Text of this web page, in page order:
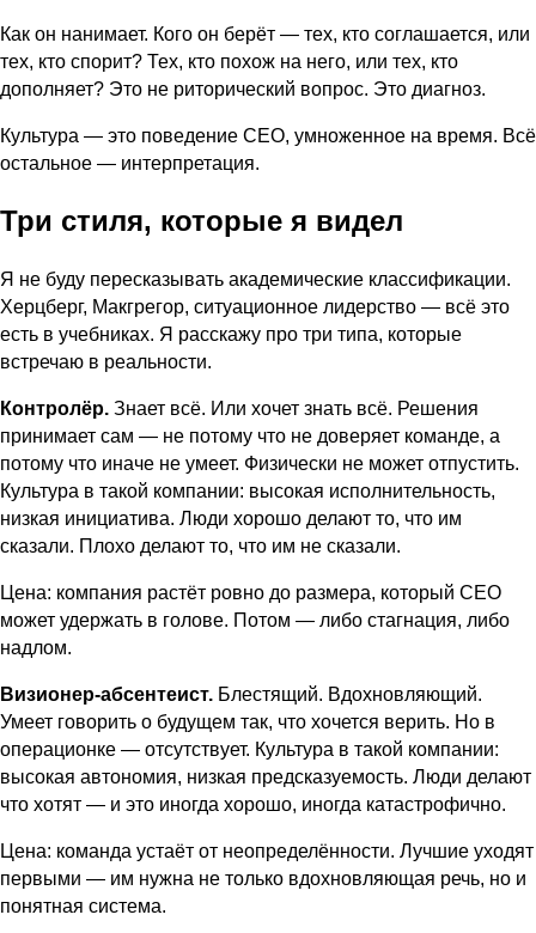
Как он нанимает. Кого он берёт — тех, кто соглашается, или
тех, кто спорит? Тех, кто похож на него, или тех, кто
дополняет? Это не риторический вопрос. Это диагноз.
Культура — это поведение CEO, умноженное на время. Всё
остальное — интерпретация.
Три стиля, которые я видел
Я не буду пересказывать академические классификации.
Херцберг, Макгрегор, ситуационное лидерство — всё это
есть в учебниках. Я расскажу про три типа, которые
встречаю в реальности.
Контролёр. Знает всё. Или хочет знать всё. Решения
принимает сам — не потому что не доверяет команде, а
потому что иначе не умеет. Физически не может отпустить.
Культура в такой компании: высокая исполнительность,
низкая инициатива. Люди хорошо делают то, что им
сказали. Плохо делают то, что им не сказали.
Цена: компания растёт ровно до размера, который CEO
может удержать в голове. Потом — либо стагнация, либо
надлом.
Визионер-абсентеист. Блестящий. Вдохновляющий.
Умеет говорить о будущем так, что хочется верить. Но в
операционке — отсутствует. Культура в такой компании:
высокая автономия, низкая предсказуемость. Люди делают
что хотят — и это иногда хорошо, иногда катастрофично.
Цена: команда устаёт от неопределённости. Лучшие уходят
первыми — им нужна не только вдохновляющая речь, но и
понятная система.